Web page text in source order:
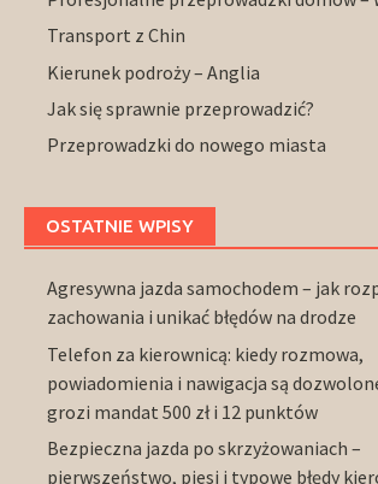
Transport z Chin
Kierunek podroży – Anglia
Jak się sprawnie przeprowadzić?
Przeprowadzki do nowego miasta
OSTATNIE WPISY
Agresywna jazda samochodem – jak
zachowania i unikać błędów na drodze
Telefon za kierownicą: kiedy rozmowa,
powiadomienia i nawigacja są
grozi mandat 500 zł i 12 punktów
Bezpieczna jazda po skrzyżowaniach –
pierwszeństwo, piesi i typowe błędy